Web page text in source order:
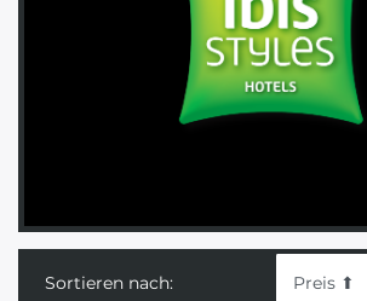
Sortieren nach: